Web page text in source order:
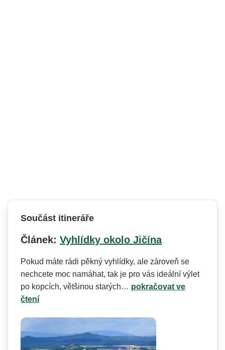
Součást itineráře
Článek: Vyhlídky okolo Jičína
Pokud máte rádi pěkný vyhlídky, ale zároveň se
nechcete moc namáhat, tak je pro vás ideální výlet
po kopcích, většinou starých… pokračovat ve
čtení